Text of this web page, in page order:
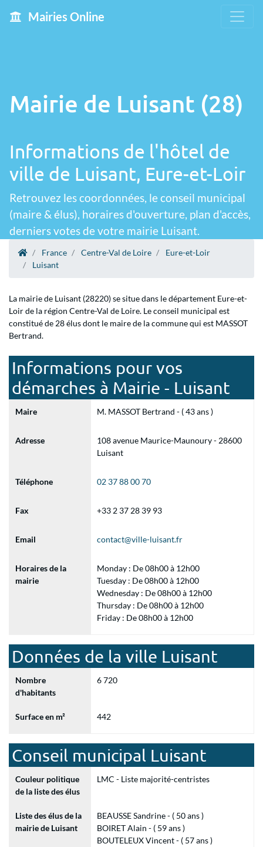
Mairies Online
Mairie de Luisant (28)
Informations de l'hôtel de
ville de Luisant, Eure-et-Loir
Retrouvez les coordonnées, le conseil municipal
(maire & élus), horaires d'ouverture, plan d'accès,
derniers votes de votre mairie Luisant.
France Centre-Val de Loire
Eure-et-Loir
Luisant
La mairie de Luisant (28220) se situe dans le département Eure-et-
Loir de la région Centre-Val de Loire. Le conseil municipal est
constitué de 28 élus dont le maire de la commune qui est MASSOT
Bertrand.
Informations pour vos
démarches à Mairie - Luisant
Maire M. MASSOT Bertrand - ( 43 ans )
Adresse
108 avenue Maurice-Maunoury - 28600
Luisant
Téléphone 02 37 88 00 70
Fax +33 2 37 28 39 93
Email contact@ville-luisant.fr
Horaires de la
mairie
Monday : De 08h00 à 12h00
Tuesday : De 08h00 à 12h00
Wednesday : De 08h00 à 12h00
Thursday : De 08h00 à 12h00
Friday : De 08h00 à 12h00
Données de la ville Luisant
Nombre
d'habitants
6 720
Surface en m² 442
Conseil municipal Luisant
Couleur politique
de la liste des élus
LMC - Liste majorité-centristes
Liste des élus de la
mairie de Luisant
BEAUSSE Sandrine - ( 50 ans )
BOIRET Alain - ( 59 ans )
BOUTELEUX Vincent - ( 57 ans )